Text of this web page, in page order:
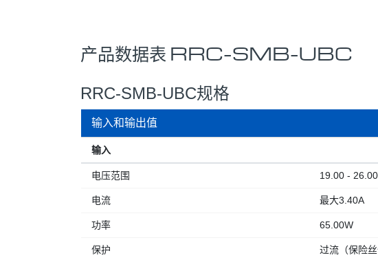
产品数据表 RRC-SMB-UBC
RRC-SMB-UBC规格
输入和输出值
输入
电压范围 19.00 -
电流 最大3.40A
功率 65.00W
保护 过流（保险